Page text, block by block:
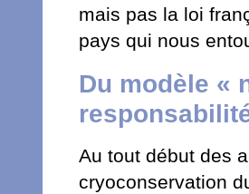
mais pas la loi
pays qui nous
Du modèle «
Au tout début des
cryoconservation